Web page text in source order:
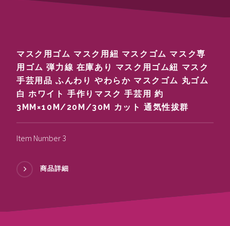
マスク用ゴム マスク用紐 マスクゴム マスク専
用ゴム 弾力線 在庫あり マスク用ゴム紐 マスク
手芸用品 ふんわり やわらか マスクゴム 丸ゴム
白 ホワイト 手作りマスク 手芸用 約
3MM×10M/20M/30M カット 通気性拔群
Item Number 3
商品詳細